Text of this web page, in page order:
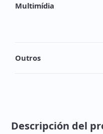
Multimídia
Outros
Descripción del